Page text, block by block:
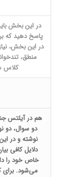
در این بخش،
منطق،
کلاس
هم در آیلتس
دو سوال، دو
نوشته و در
دلایل کافی
خاص خود را
می‌شود. برای کامل